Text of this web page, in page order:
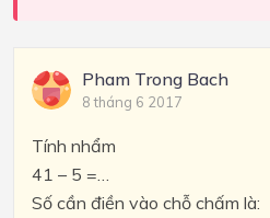
Pham Trong Bach
8 tháng 6 2017
Tính nhẩm
41 – 5 =…
Số cần điền vào chỗ chấm là: